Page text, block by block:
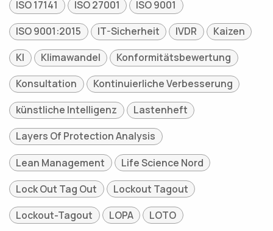
ISO 17141
ISO 27001
ISO 9001
ISO 9001:2015
IT-Sicherheit IVDR
Kaizen
KI
Klimawandel
Konformitätsbewertung
Konsultation
Kontinuierliche Verbesserung
künstliche Intelligenz
Lastenheft
Layers Of Protection Analysis
Lean Management
Life Science Nord
Lock Out Tag Out
Lockout Tagout
Lockout-Tagout
LOPA LOTO